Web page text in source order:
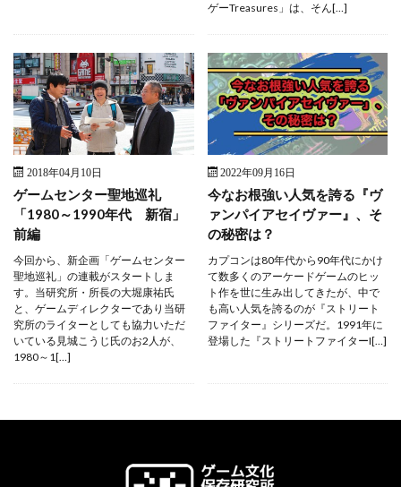
ゲーTreasures」は、そん[…]
2018年04月10日
ゲームセンター聖地巡礼
「1980～1990年代 新宿」
前編
今回から、新企画「ゲームセンター
聖地巡礼」の連載がスタートしま
す。当研究所・所長の大堀康祐氏
と、ゲームディレクターであり当研
究所のライターとしても協力いただ
いている見城こうじ氏のお2人が、
1980～1[…]
2022年09月16日
今なお根強い人気を誇る『ヴ
ァンパイアセイヴァー』、そ
の秘密は？
カプコンは80年代から90年代にかけ
て数多くのアーケードゲームのヒッ
ト作を世に生み出してきたが、中で
も高い人気を誇るのが『ストリート
ファイター』シリーズだ。1991年に
登場した『ストリートファイターI[…]